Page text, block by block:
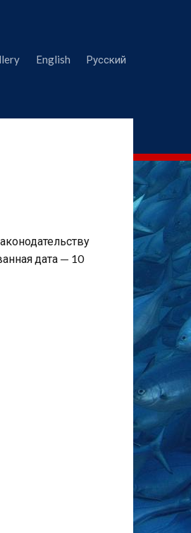
English Русский
дата — 10